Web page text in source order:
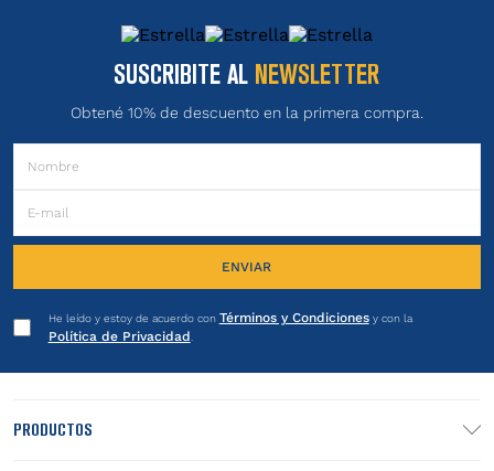
SUSCRIBITE AL NEWSLETTER
Obtené 10% de descuento en la primera compra.
ENVIAR
He leído y estoy de acuerdo con Términos y Condicionesy con la
Política de Privacidad
PRODUCTOS